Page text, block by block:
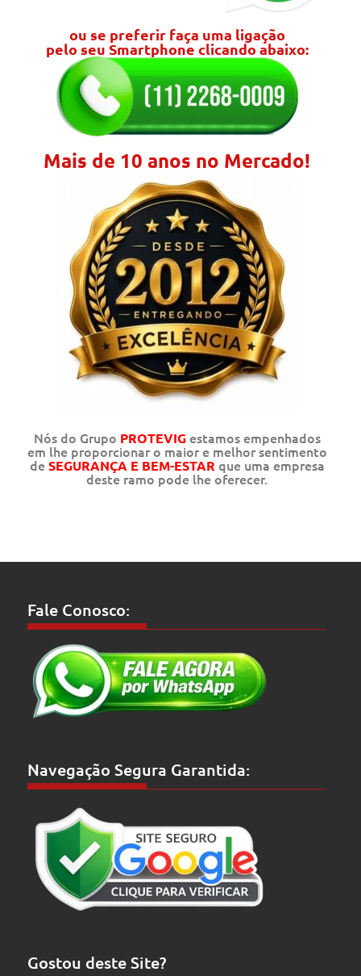
ou se preferir faça uma ligação
pelo seu Smartphone clicando abaixo:
Mais de 10 anos no Mercado!
Nós do Grupo PROTEVIGestamos empenhados
em lhe proporcionar o maior e melhor sentimento
deSEGURANÇA E BEM-ESTAR que uma empresa
deste ramo pode lhe oferecer.
Fale Conosco:
Navegação Segura Garantida:
Gostou deste Site?